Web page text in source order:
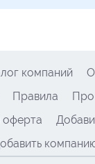
компаний
Правила
оферта